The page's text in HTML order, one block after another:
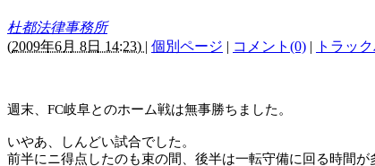
杜都法律事務所
(2009年6月 8日 14:23) | 個別ページ | コメント(0) | トラッ
週末、 FC岐阜とのホーム戦は無事勝ちました。
いやあ、しんどい試合でした。
前半にニ得点したのも束の間、後半は一転守備に回る時間が